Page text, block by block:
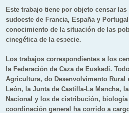
Este trabajo tiene por objeto censar
sudoeste de Francia, España y
conocimiento de la situación de las
cinegética de la especie.
Los trabajos correspondientes a los
la Federación de Caza de Euskadi.
Agricultura, do Desenvolvimento Rural
León, la Junta de Castilla-La Mancha,
Nacional y los de distribución,
coordinación general ha corrido a